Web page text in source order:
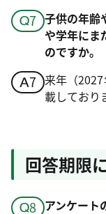
子供の年齢
や学年にま
のですか。
来年（
載しており
回答期限
アンケート